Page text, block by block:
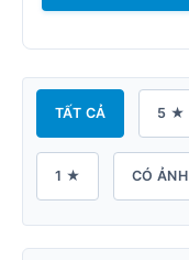
TẤT CẢ 5 ★
1 ★ CÓ ẢNH